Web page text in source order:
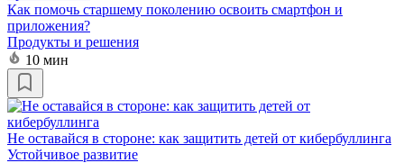
Как помочь старшему поколению освоить смартфон и
приложения?
Продукты и решения
10 мин
Не оставайся в стороне: как защитить детей от кибербуллинга
Устойчивое развитие